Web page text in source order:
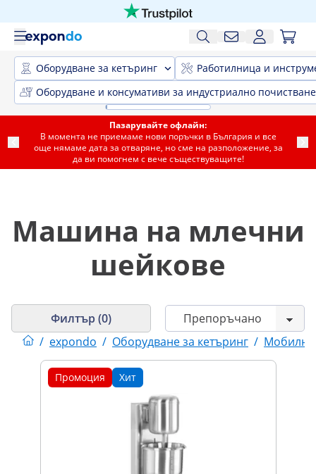
Оборудване за кетъринг
Работилница и
Оборудване и консумативи за индустриално почистване
Пазарувайте офлайн:
В момента не приемаме нови поръчки в България и все
още нямаме дата за отваряне, но сме на разположение, за
да ви помогнем с вече съществуващите!
Машина на млечни
шейкове
/ expondo / Оборудване за кетъринг / Мобилно
Филтър (0)
Промоция Хит